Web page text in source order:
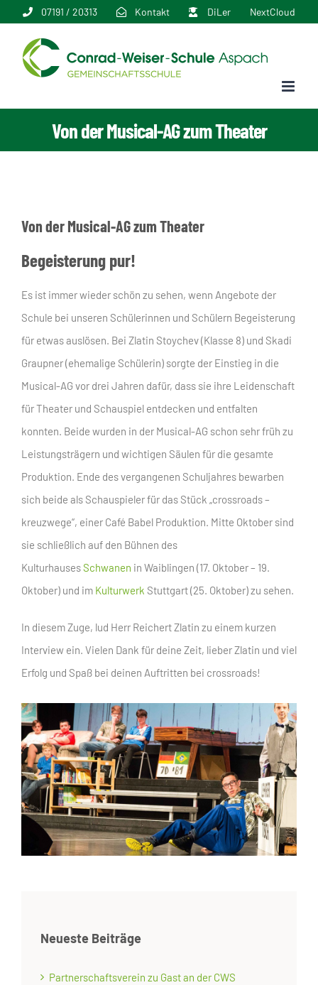
springen
07191 / 20313 Kontakt DiLer NextCloud
Von der Musical-AG zum Theater
Von der Musical-AG zum Theater
Begeisterung pur!
Es ist immer wieder schön zu sehen, wenn Angebote der
Schule bei unseren Schülerinnen und Schülern Begeisterung
für etwas auslösen. Bei Zlatin Stoychev (Klasse 8) und Skadi
Graupner (ehemalige Schülerin) sorgte der Einstieg in die
Musical-AG vor drei Jahren dafür, dass sie ihre Leidenschaft
für Theater und Schauspiel entdecken und entfalten
konnten. Beide wurden in der Musical-AG schon sehr früh zu
Leistungsträgern und wichtigen Säulen für die gesamte
Produktion. Ende des vergangenen Schuljahres bewarben
sich beide als Schauspieler für das Stück „crossroads –
kreuzwege“, einer Café Babel Produktion. Mitte Oktober sind
sie schließlich auf den Bühnen des
KulturhausesSchwanen in Waiblingen (17. Oktober – 19.
Oktober) und im Kulturwerk Stuttgart (25. Oktober) zu sehen.
In diesem Zuge, lud Herr Reichert Zlatin zu einem kurzen
Interview ein. Vielen Dank für deine Zeit, lieber Zlatin und viel
Erfolg und Spaß bei deinen Auftritten bei crossroads!
Neueste Beiträge
Partnerschaftsverein zu Gast an der CWS